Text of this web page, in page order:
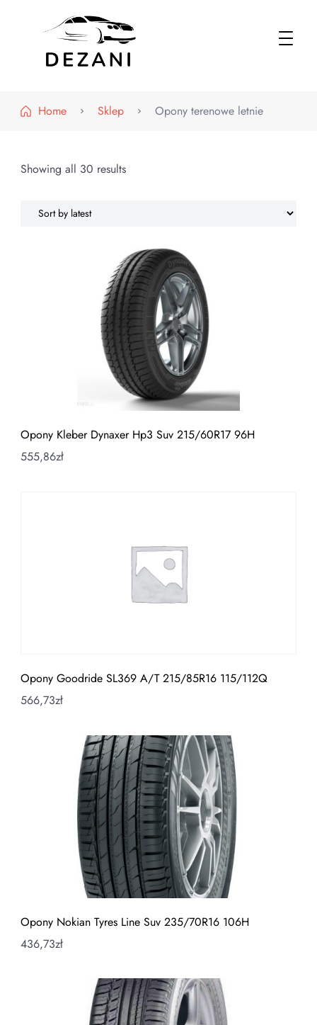
Home
Sklep Opony terenowe letnie
Showing all 30 results
Opony Kleber Dynaxer Hp3 Suv 215/60R17 96H
555,86zł
Opony Goodride SL369 A/T 215/85R16 115/112Q
566,73zł
Opony Nokian Tyres Line Suv 235/70R16 106H
436,73zł